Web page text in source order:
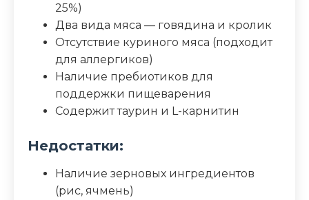
25%)
Два вида мяса — говядина и кролик
Отсутствие куриного мяса (подходит
для аллергиков)
Наличие пребиотиков для
поддержки пищеварения
Содержит таурин и L-карнитин
Недостатки:
Наличие зерновых ингредиентов
(рис, ячмень)